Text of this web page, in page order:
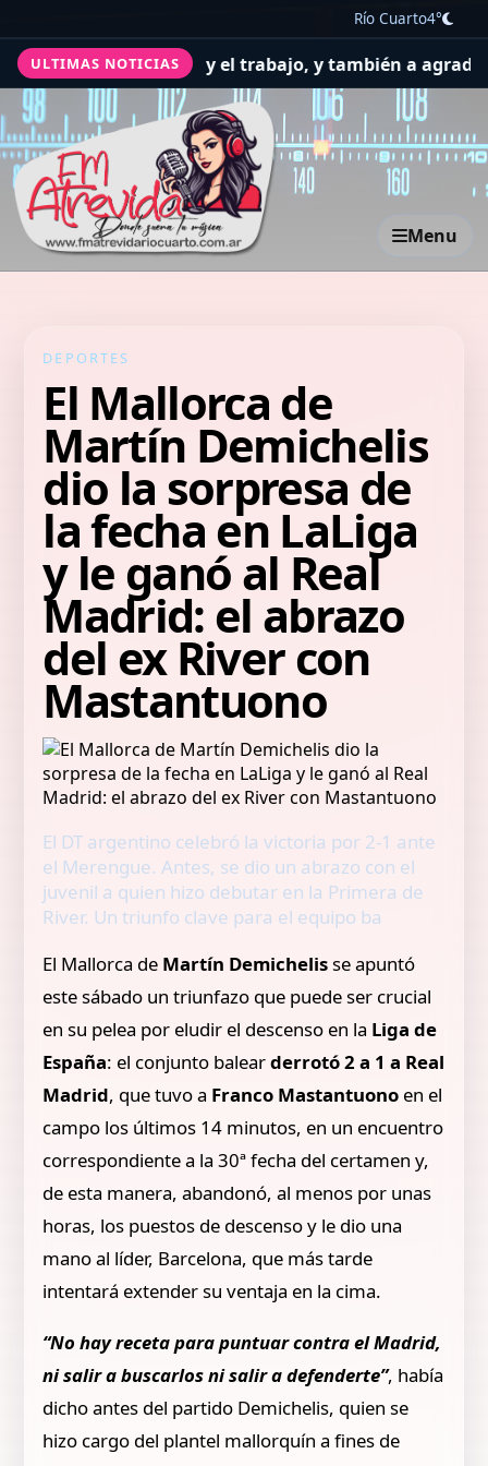
Río Cuarto4°
ULTIMAS NOTICIAS
por la salud y el trabajo, y también a agradecer El
Menu
DEPORTES
El Mallorca de
Martín Demichelis
dio la sorpresa de
la fecha en LaLiga
y le ganó al Real
Madrid: el abrazo
del ex River con
Mastantuono
El DT argentino celebró la victoria por 2-1 ante
el Merengue. Antes, se dio un abrazo con el
juvenil a quien hizo debutar en la Primera de
River. Un triunfo clave para el equipo ba
El Mallorca de Martín Demichelisse apuntó
este sábado un triunfazo que puede ser crucial
en su pelea por eludir el descenso en la Liga de
España: el conjunto balearderrotó 2 a 1 a Real
Madrid, que tuvo a Franco Mastantuono en el
campo los últimos 14 minutos, en un encuentro
correspondiente a la 30ª fecha del certamen y,
de esta manera, abandonó, al menos por unas
horas, los puestos de descenso y le dio una
mano al líder, Barcelona, que más tarde
intentará extender su ventaja en la cima.
“No hay receta para puntuar contra el Madrid,
ni salir a buscarlos ni salir a defenderte”, había
dicho antes del partido Demichelis, quien se
hizo cargo del plantel mallorquín a fines de